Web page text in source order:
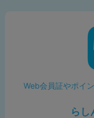
Web会員証やポイ
らし